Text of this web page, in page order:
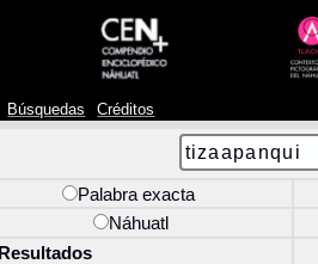
Búsquedas Créditos
Palabra exacta
Náhuatl
Resultados